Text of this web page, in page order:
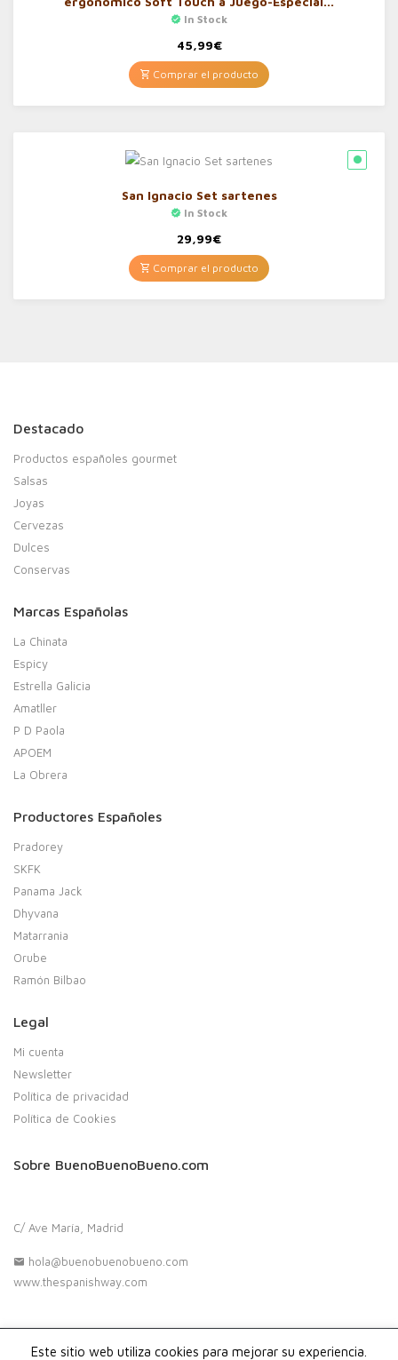
In Stock
45,99€
Comprar el producto
San Ignacio Set sartenes
In Stock
29,99€
Comprar el producto
Destacado
Productos españoles gourmet
Salsas
Joyas
Cervezas
Dulces
Conservas
Marcas Españolas
La Chinata
Espicy
Estrella Galicia
Amatller
P D Paola
APOEM
La Obrera
Productores Españoles
Pradorey
SKFK
Panama Jack
Dhyvana
Matarrania
Orube
Ramón Bilbao
Legal
Mi cuenta
Newsletter
Política de privacidad
Política de Cookies
Sobre BuenoBuenoBueno.com
C/ Ave María, Madrid
hola@buenobuenobueno.com
www.thespanishway.com
Este sitio web utiliza cookies para mejorar su experiencia.